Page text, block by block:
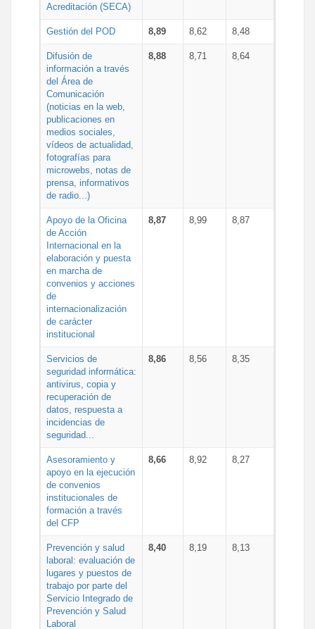
Acreditación (SECA)
Gestión del POD 8,89 8,62 8,48
Difusión de
información a través
del Área de
Comunicación
(noticias en la web,
publicaciones en
medios sociales,
vídeos de actualidad,
fotografías para
microwebs, notas de
prensa, informativos
de radio...)
8,88 8,71 8,64
Apoyo de la Oficina
de Acción
Internacional en la
elaboración y puesta
en marcha de
convenios y acciones
de
internacionalización
de carácter
institucional
8,87 8,99 8,87
Servicios de
seguridad informática:
antivirus, copia y
recuperación de
datos, respuesta a
incidencias de
seguridad...
8,86 8,56 8,35
Asesoramiento y
apoyo en la ejecución
de convenios
institucionales de
formación a través
del CFP
8,66 8,92 8,27
Prevención y salud
laboral: evaluación de
lugares y puestos de
trabajo por parte del
Servicio Integrado de
Prevención y Salud
Laboral
8,40 8,19 8,13